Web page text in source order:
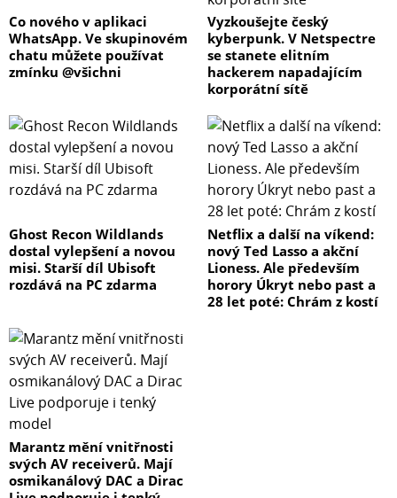
Co nového v aplikaci
WhatsApp. Ve skupinovém
chatu můžete používat
zmínku @všichni
Vyzkoušejte český
kyberpunk. V Netspectre
se stanete elitním
hackerem napadajícím
korporátní sítě
Ghost Recon Wildlands
dostal vylepšení a novou
misi. Starší díl Ubisoft
rozdává na PC zdarma
Netflix a další na víkend:
nový Ted Lasso a akční
Lioness. Ale především
horory Úkryt nebo past a
28 let poté: Chrám z kostí
Marantz mění vnitřnosti
svých AV receiverů. Mají
osmikanálový DAC a Dirac